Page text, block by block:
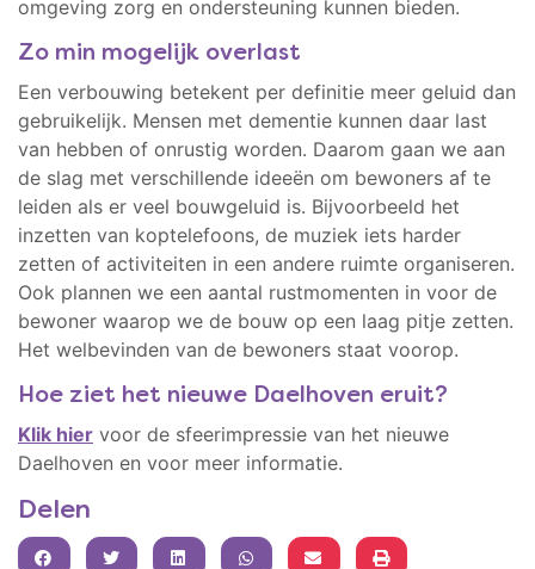
omgeving zorg en ondersteuning kunnen bieden.
Zo min mogelijk overlast
Een verbouwing betekent per definitie meer geluid dan
gebruikelijk. Mensen met dementie kunnen daar last
van hebben of onrustig worden. Daarom gaan we aan
de slag met verschillende ideeën om bewoners af te
leiden als er veel bouwgeluid is. Bijvoorbeeld het
inzetten van koptelefoons, de muziek iets harder
zetten of activiteiten in een andere ruimte organiseren.
Ook plannen we een aantal rustmomenten in voor de
bewoner waarop we de bouw op een laag pitje zetten.
Het welbevinden van de bewoners staat voorop.
Hoe ziet het nieuwe Daelhoven eruit?
Klik hier voor de sfeerimpressie van het nieuwe
Daelhoven en voor meer informatie.
Delen
FACEBOOKTWITTERLINKEDINWHATSAPP